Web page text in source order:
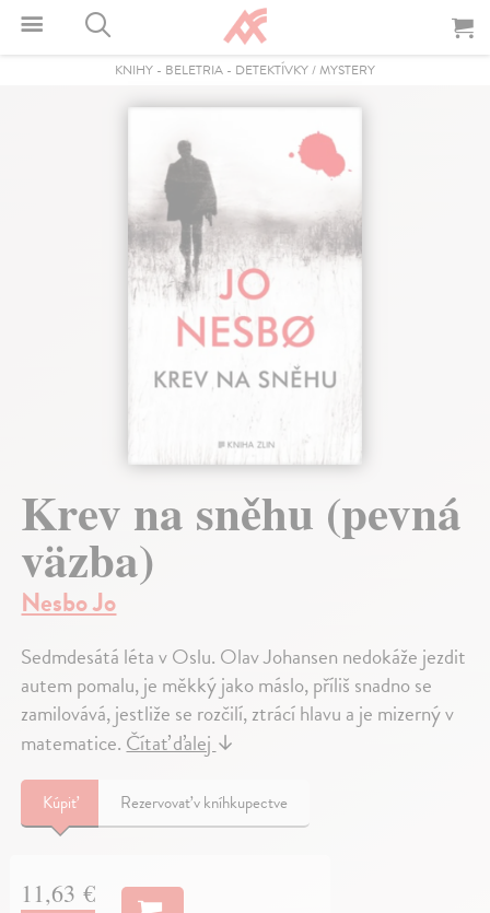
KNIHY - BELETRIA - DETEKTÍVKY / MYSTERY
Krev na sněhu (pevná
väzba)
Nesbo Jo
Sedmdesátá léta v Oslu. Olav Johansen nedokáže jezdit
autem pomalu, je měkký jako máslo, příliš snadno se
zamilovává, jestliže se rozčilí, ztrácí hlavu a je mizerný v
matematice.Čítať ďalej↓
Kúpiť Rezervovať v kníhkupectve
11,63 €